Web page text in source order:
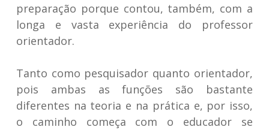
preparação porque contou, também, com a
longa e vasta experiência do professor
orientador.
Tanto como pesquisador quanto orientador,
pois ambas as funções são bastante
diferentes na teoria e na prática e, por isso,
o caminho começa com o educador se